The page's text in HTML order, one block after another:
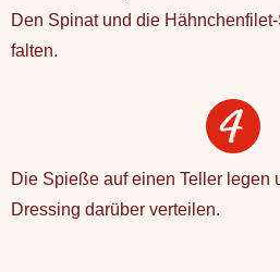
Den Spinat und die
falten.
Die Spieße auf einen Teller legen
Dressing darüber verteilen.